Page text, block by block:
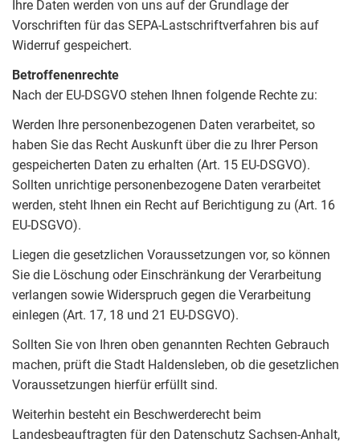
Ihre Daten werden von uns auf der Grundlage der
Vorschriften für das SEPA-Lastschriftverfahren bis auf
Widerruf gespeichert.
Betroffenenrechte
Nach der EU-DSGVO stehen Ihnen folgende Rechte zu:
Werden Ihre personenbezogenen Daten verarbeitet, so
haben Sie das Recht Auskunft über die zu Ihrer Person
gespeicherten Daten zu erhalten (Art. 15 EU-DSGVO).
Sollten unrichtige personenbezogene Daten verarbeitet
werden, steht Ihnen ein Recht auf Berichtigung zu (Art. 16
EU-DSGVO).
Liegen die gesetzlichen Voraussetzungen vor, so können
Sie die Löschung oder Einschränkung der Verarbeitung
verlangen sowie Widerspruch gegen die Verarbeitung
einlegen (Art. 17, 18 und 21 EU-DSGVO).
Sollten Sie von Ihren oben genannten Rechten Gebrauch
machen, prüft die Stadt Haldensleben, ob die gesetz­lichen
Voraussetzungen hierfür erfüllt sind.
Weiterhin besteht ein Beschwerderecht beim
Landesbeauftragten für den Datenschutz Sachsen-Anhalt,